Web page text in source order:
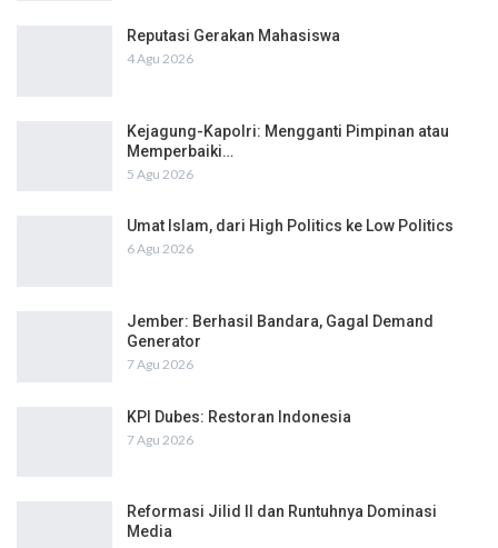
Reputasi Gerakan Mahasiswa
4 Agu 2026
Kejagung-Kapolri: Mengganti Pimpinan atau
Memperbaiki…
5 Agu 2026
Umat Islam, dari High Politics ke Low Politics
6 Agu 2026
Jember: Berhasil Bandara, Gagal Demand
Generator
7 Agu 2026
KPI Dubes: Restoran Indonesia
7 Agu 2026
Reformasi Jilid II dan Runtuhnya Dominasi
Media